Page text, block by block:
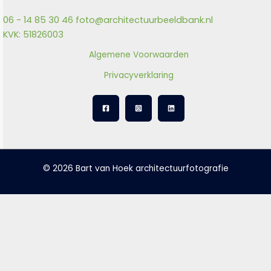
06 - 14 85 30 46 foto@architectuurbeeldbank.nl
KVK: 51826003
Algemene Voorwaarden
Privacyverklaring
© 2026 Bart van Hoek architectuurfotografie